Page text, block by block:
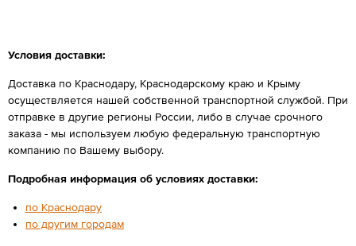
Условия доставки:
Доставка по Краснодару, Краснодарскому краю и Крыму
осуществляется нашей собственной транспортной службой. При
отправке в другие регионы России, либо в случае срочного
заказа - мы используем любую федеральную транспортную
компанию по Вашему выбору.
Подробная информация об условиях доставки:
по Краснодару
по другим городам